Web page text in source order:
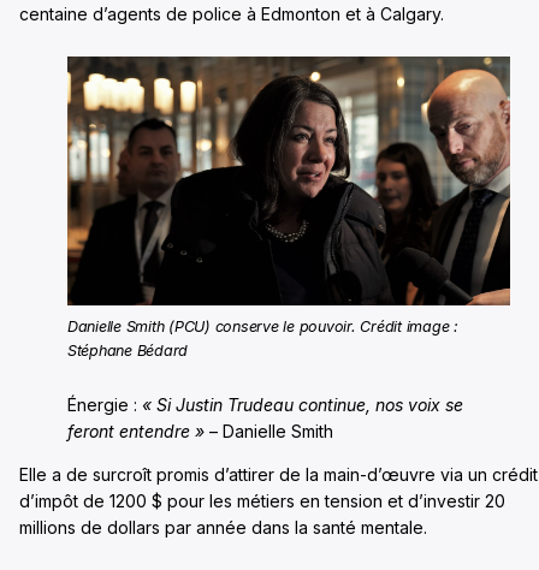
centaine d’agents de police à Edmonton et à Calgary.
Danielle Smith (PCU) conserve le pouvoir. Crédit image :
Stéphane Bédard
Énergie : « Si Justin Trudeau continue, nos voix se
feront entendre » – Danielle Smith
Elle a de surcroît promis d’attirer de la main-d’œuvre via un crédit
d’impôt de 1200 $ pour les métiers en tension et d’investir 20
millions de dollars par année dans la santé mentale.